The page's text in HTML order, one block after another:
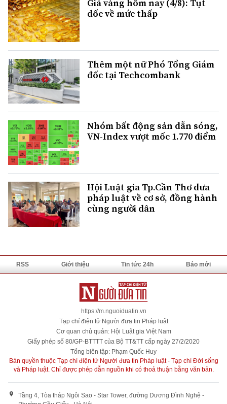
Giá vàng hôm nay (4/8): Tụt
dốc về mức thấp
Thêm một nữ Phó Tổng Giám
đốc tại Techcombank
Nhóm bất động sản dẫn sóng,
VN-Index vượt mốc 1.770 điểm
Hội Luật gia Tp.Cần Thơ đưa
pháp luật về cơ sở, đồng hành
cùng người dân
RSS Giới thiệu Tin tức 24h Báo mới
https://m.nguoiduatin.vn
Tạp chí điện tử Người đưa tin Pháp luật
Cơ quan chủ quản: Hội Luật gia Việt Nam
Giấy phép số 80/GP-BTTTT của Bộ TT&TT cấp ngày 27/2/2020
Tổng biên tập: Phạm Quốc Huy
Bản quyền thuộc Tạp chí điện tử Người đưa tin Pháp luật - Tạp chí Đời sống
và Pháp luật. Chỉ được phép dẫn nguồn khi có thoả thuận bằng văn bản.
Tầng 4, Tòa tháp Ngôi Sao - Star Tower, đường Dương Đình Nghệ -